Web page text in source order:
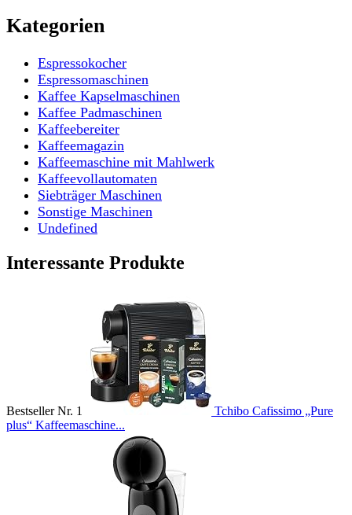
Kategorien
Espressokocher
Espressomaschinen
Kaffee Kapselmaschinen
Kaffee Padmaschinen
Kaffeebereiter
Kaffeemagazin
Kaffeemaschine mit Mahlwerk
Kaffeevollautomaten
Siebträger Maschinen
Sonstige Maschinen
Undefined
Interessante Produkte
Bestseller Nr. 1
Tchibo Cafissimo „Pure
plus“ Kaffeemaschine...